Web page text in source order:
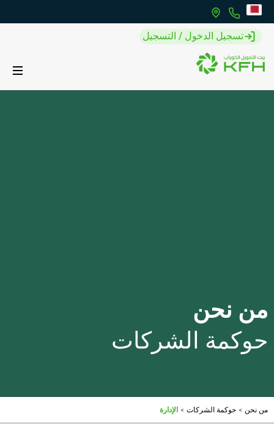
تسجيل الدخول / التسجيل
من نحن
حوكمة الشركات
من نحن > حوكمة الشركات > الإدارة